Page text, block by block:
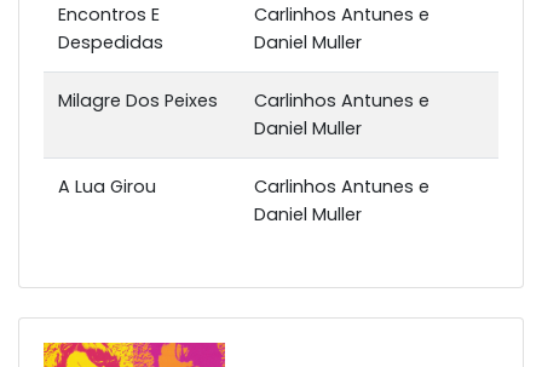
Encontros E
Despedidas
Carlinhos Antunes e
Daniel Muller
Milagre Dos Peixes
Carlinhos Antunes e
Daniel Muller
A Lua Girou
Carlinhos Antunes e
Daniel Muller